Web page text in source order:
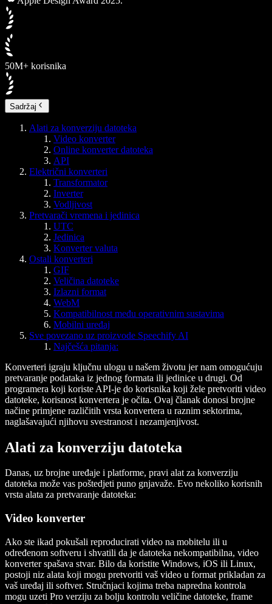
50M+ korisnika
Sadržaj
Alati za konverziju datoteka
Video konverter
Online konverter datoteka
API
Električni konverteri
Transformator
Inverter
Vodljivost
Pretvarači vremena i jedinica
UTC
Jedinica
Konverter valuta
Ostali konverteri
GIF
Veličina datoteke
Izlazni format
WebM
Kompatibilnost među operativnim sustavima
Mobilni uređaj
Sve povezano uz proizvode Speechify AI
Najčešća pitanja:
Konverteri igraju ključnu ulogu u našem životu jer nam omogućuju
pretvaranje podataka iz jednog formata ili jedinice u drugi. Od
programera koji koriste API-je do korisnika koji žele pretvoriti video
datoteke, korisnost konvertera je očita. Ovaj članak donosi brojne
načine primjene različitih vrsta konvertera u raznim sektorima,
naglašavajući njihovu svestranost i nezamjenjivost.
Alati za konverziju datoteka
Danas, uz brojne uređaje i platforme, pravi alat za konverziju
datoteka može vas poštedjeti puno gnjavaže. Evo nekoliko korisnih
vrsta alata za pretvaranje datoteka:
Video konverter
Ako ste ikad pokušali reproducirati video na mobitelu ili u
određenom softveru i shvatili da je datoteka nekompatibilna, video
konverter spašava stvar. Bilo da koristite Windows, iOS ili Linux,
postoji niz alata koji mogu pretvoriti vaš video u format prikladan za
vaš uređaj ili softver. Stručnjaci kojima treba napredna kontrola
mogu uzeti Pro verziju za bolju kontrolu veličine datoteke, frame